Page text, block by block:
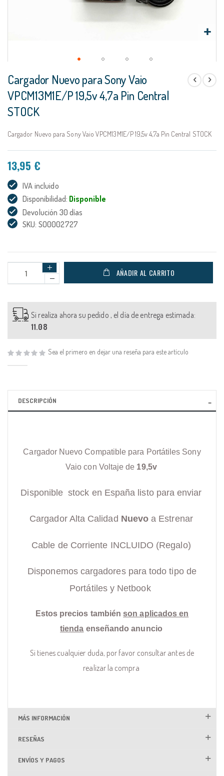
al
comienzo
de
la
galería
de
imágenes
Cargador Nuevo para Sony Vaio
VPCM13M1E/P 19,5v 4,7a Pin Central
STOCK
Cargador Nuevo para Sony Vaio VPCM13M1E/P 19,5v 4,7a Pin Central STOCK
13,95 €
IVA incluido
Disponibilidad: Disponible
Devolución 30 días
SKU: SO0002727
AÑADIR AL CARRITO
Si realiza ahora su pedido , el día de entrega estimada:
11.08
Sea el primero en dejar una reseña para este artículo
DESCRIPCIÓN
Cargador Nuevo Compatible para Portátiles Sony
Vaio con Voltaje de 19,5v
Disponible stock en España listo para enviar
Cargador Alta Calidad Nuevo a Estrenar
Cable de Corriente INCLUIDO (Regalo)
Disponemos cargadores para todo tipo de
Portátiles y Netbook
Estos precios también son aplicados en
tienda enseñando anuncio
Si tienes cualquier duda, por favor consultar antes de
realizar la compra
MÁS INFORMACIÓN
RESEÑAS
ENVÍOS Y PAGOS